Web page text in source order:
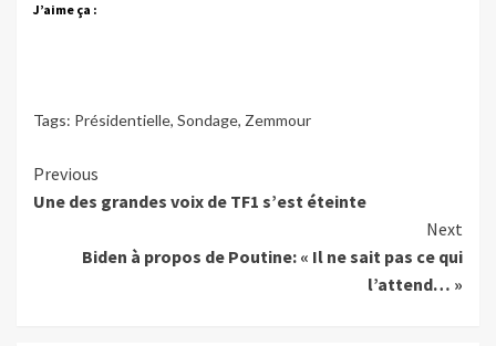
J’aime ça :
Tags: Présidentielle, Sondage, Zemmour
Continue
Reading
Previous
Une des grandes voix de TF1 s’est éteinte
Next
Biden à propos de Poutine: « Il ne sait pas ce qui
l’attend… »